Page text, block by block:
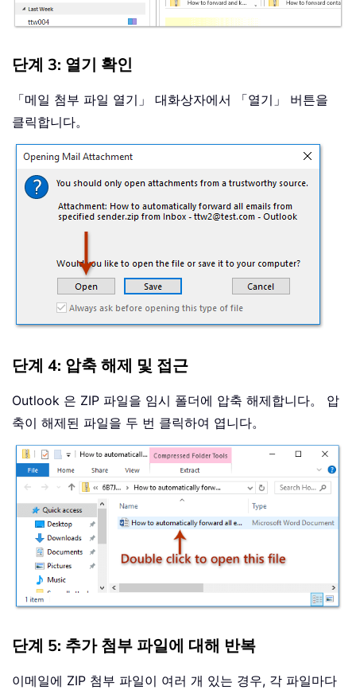
단계 3: 열기 확인
「메일 첨부 파일 열기」 대화상자에서 「열기」 버튼을
클릭합니다。
단계 4: 압축 해제 및 접근
Outlook 은 ZIP 파일을 임시 폴더에 압축 해제합니다。 압
축이 해제된 파일을 두 번 클릭하여 엽니다。
단계 5: 추가 첨부 파일에 대해 반복
이메일에 ZIP 첨부 파일이 여러 개 있는 경우, 각 파일마다